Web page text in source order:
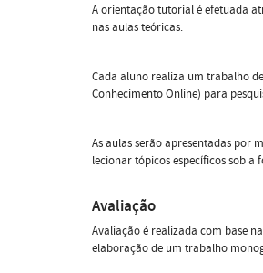
A orientação tutorial é efetuada
nas aulas teóricas.
Cada aluno realiza um trabalho
Conhecimento Online) para
As aulas serão apresentadas por
lecionar tópicos específicos sob a
Avaliação
Avaliação é realizada com base
elaboração de um trabalho